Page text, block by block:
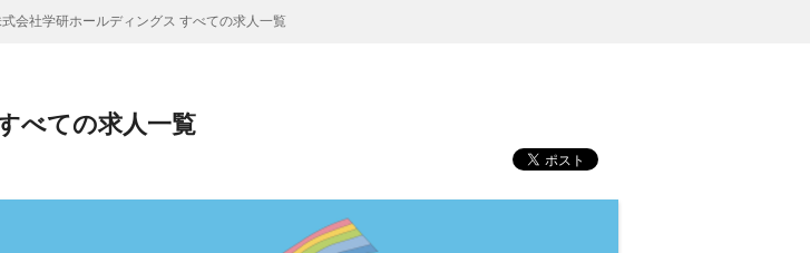
会社学研ホールディングス すべての求人一覧
べての求人一覧